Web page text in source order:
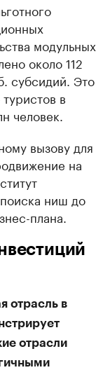
модульных
около 112
субсидий. Это
в
человек.
вызову для
на
ниш до
плана.
отрасль в
отрасли